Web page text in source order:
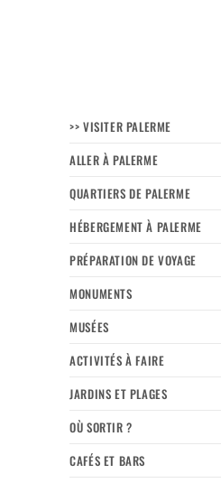
>> VISITER PALERME
ALLER À PALERME
QUARTIERS DE PALERME
HÉBERGEMENT À PALERME
PRÉPARATION DE VOYAGE
MONUMENTS
MUSÉES
ACTIVITÉS À FAIRE
JARDINS ET PLAGES
OÙ SORTIR ?
CAFÉS ET BARS